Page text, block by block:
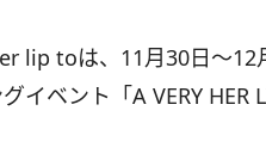
lip toは、11月30日～12
イベント「A VERY HER